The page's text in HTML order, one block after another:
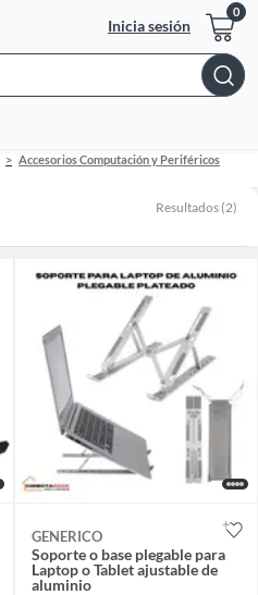
Inicia sesión
Bar
Accesorios Computación y Periféricos
Resultados (2)
GENERICO
Soporte o base plegable para
Laptop o Tablet ajustable de
aluminio